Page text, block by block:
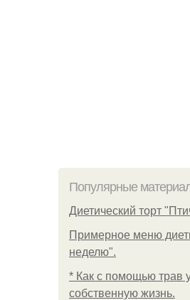
Популярные
Диетический торт
Примерное меню
неделю".
* Как с помощью трав
собственную жизнь.